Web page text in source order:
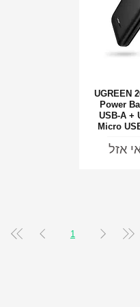
מהירה
UGREEN
Power
USB-A +
Micro
אזל
1